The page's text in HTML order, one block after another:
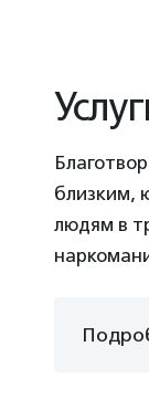
близким,
людям в